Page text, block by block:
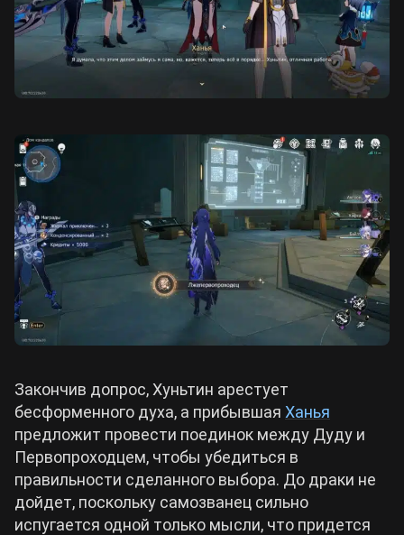
Закончив допрос, Хуньтин арестует
бесформенного духа, а прибывшая Ханья
предложит провести поединок между Дуду и
Первопроходцем, чтобы убедиться в
правильности сделанного выбора. До драки не
дойдет, поскольку самозванец сильно
испугается одной только мысли, что придется